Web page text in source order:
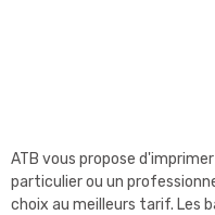
ATB vous propose
particulier ou un
choix au meilleurs tarif. Les